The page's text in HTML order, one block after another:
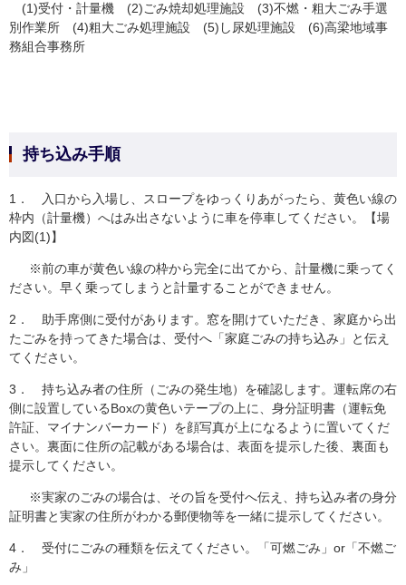
(1)受付・計量機 (2)ごみ焼却処理施設 (3)不燃・粗大ごみ手選
別作業所 (4)粗大ごみ処理施設 (5)し尿処理施設 (6)高梁地域事
務組合事務所
持ち込み手順
1． 入口から入場し、スロープをゆっくりあがったら、​黄色い線の
枠内（計量機）へはみ出さないように車を停車してください。【場
内図(1)】
※前の車が黄色い線の枠から完全に出てから、計量機に乗ってく
ださい。早く乗ってしまうと計量することができません。
2． 助手席側に受付があります。窓を開けていただき、家庭から出
たごみを持ってきた場合は、受付へ「家庭ごみの持ち込み」と伝え
てください。
3． 持ち込み者の住所（ごみの発生地）を確認します。運転席の右
側に設置しているBoxの黄色いテープの上に、身分証明書（運転免
許証、マイナンバーカード）を顔写真が上になるように置いてくだ
さい。裏面に住所の記載がある場合は、表面を提示した後、裏面も
提示してください。
※実家のごみの場合は、その旨を受付へ伝え、持ち込み者の身分
証明書と実家の住所がわかる郵便物等を一緒に提示してください。
4． 受付にごみの種類を伝えてください。「可燃ごみ」or「不燃ご
み」